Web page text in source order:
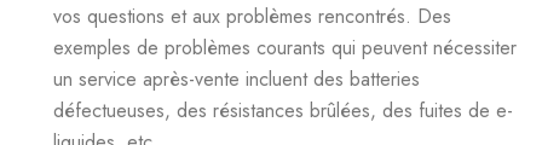
vos questions et aux problèmes rencontrés. Des
exemples de problèmes courants qui peuvent nécessiter
un service après-vente incluent des batteries
défectueuses, des résistances brûlées, des fuites de e-